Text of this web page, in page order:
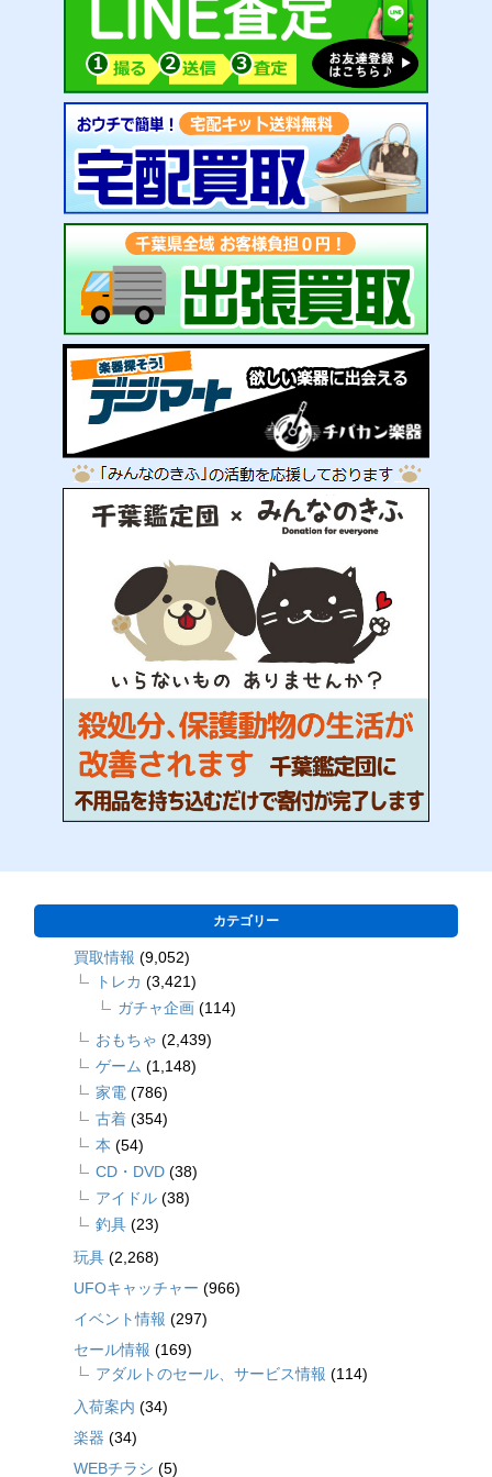
カテゴリー
買取情報 (9,052)
トレカ (3,421)
ガチャ企画 (114)
おもちゃ (2,439)
ゲーム (1,148)
家電 (786)
古着 (354)
本 (54)
CD・DVD (38)
アイドル (38)
釣具 (23)
玩具 (2,268)
UFOキャッチャー (966)
イベント情報 (297)
セール情報 (169)
アダルトのセール、サービス情報 (114)
入荷案内 (34)
楽器 (34)
WEBチラシ (5)